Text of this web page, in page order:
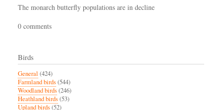
The monarch butterfly populations are in decline
0 comments
Birds
General (424)
Farmland birds(544)
Woodland birds(246)
Heathland birds(53)
Upland birds(52)